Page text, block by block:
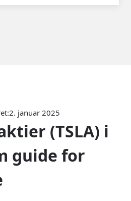
2. januar 2025
(TSLA) i
guide for